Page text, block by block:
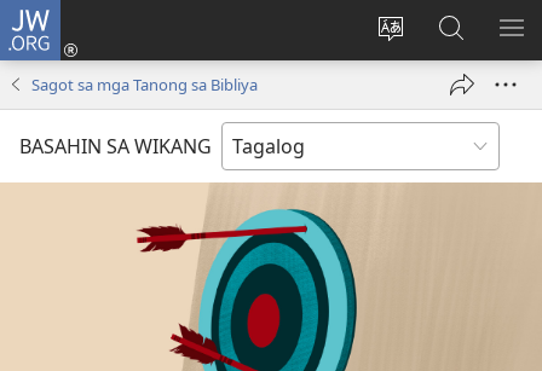
JW.ORG
Baguhin
ng
Mag-
log
bubukas
bagong
sa
JW.ORG
Sagot sa mga Tanong sa Bibliya
BASAHIN SA WIKANG